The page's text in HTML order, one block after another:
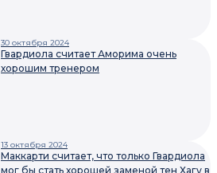
30 октября 2024
Гвардиола считает Аморима очень
хорошим тренером
13 октября 2024
Маккарти считает, что только Гвардиола
мог бы стать хорошей заменой тен Хагу в